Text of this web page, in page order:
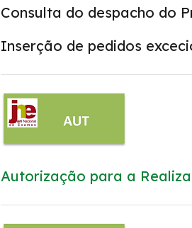
Consulta do despacho
Inserção de pedidos
Autorização para a